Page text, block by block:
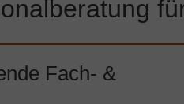
Fach- &